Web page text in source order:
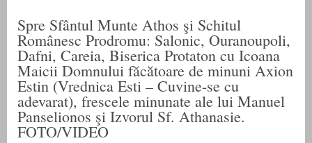
Spre Sfântul Munte Athos şi Schitul
Românesc Prodromu: Salonic, Ouranoupoli,
Dafni, Careia, Biserica Protaton cu Icoana
Maicii Domnului făcătoare de minuni Axion
Estin (Vrednica Esti – Cuvine-se cu
adevarat), frescele minunate ale lui Manuel
Panselionos şi Izvorul Sf. Athanasie.
FOTO/VIDEO